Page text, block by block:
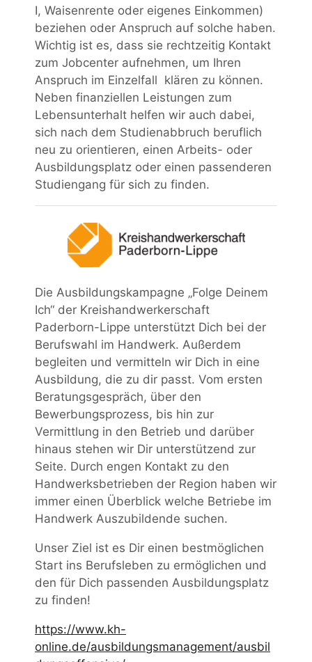
I, Waisenrente oder eigenes Einkommen)
beziehen oder Anspruch auf solche haben.
Wichtig ist es, dass sie rechtzeitig Kontakt
zum Jobcenter aufnehmen, um Ihren
Anspruch im Einzelfall klären zu können.
Neben finanziellen Leistungen zum
Lebensunterhalt helfen wir auch dabei,
sich nach dem Studienabbruch beruflich
neu zu orientieren, einen Arbeits- oder
Ausbildungsplatz oder einen passenderen
Studiengang für sich zu finden.
Die Ausbildungskampagne „Folge Deinem
Ich“ der Kreishandwerkerschaft
Paderborn-Lippe unterstützt Dich bei der
Berufswahl im Handwerk. Außerdem
begleiten und vermitteln wir Dich in eine
Ausbildung, die zu dir passt. Vom ersten
Beratungsgespräch, über den
Bewerbungsprozess, bis hin zur
Vermittlung in den Betrieb und darüber
hinaus stehen wir Dir unterstützend zur
Seite. Durch engen Kontakt zu den
Handwerksbetrieben der Region haben wir
immer einen Überblick welche Betriebe im
Handwerk Auszubildende suchen.
Unser Ziel ist es Dir einen bestmöglichen
Start ins Berufsleben zu ermöglichen und
den für Dich passenden Ausbildungsplatz
zu finden!
https://www.kh-
online.de/ausbildungsmanagement/ausbil